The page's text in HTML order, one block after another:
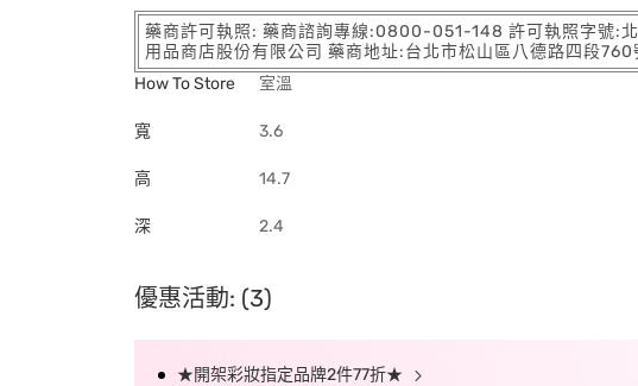
藥商許可執照: 藥商諮詢專線:0800-051-148 許可執照字號:
用品商店股份有限公司 藥商地址:台北市松山區八德路四段
How To Store
室溫
寬 3.6
高 14.7
深 2.4
優惠活動: (3)
★開架彩妝指定品牌2件77折★